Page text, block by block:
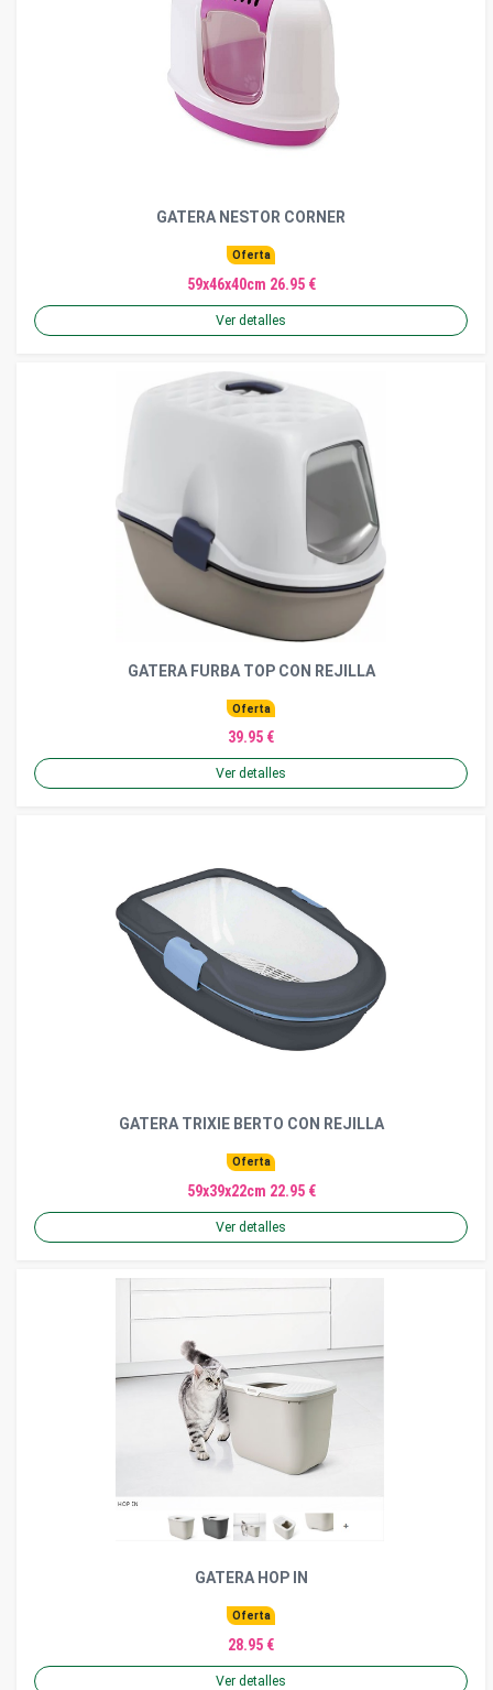
GATERA NESTOR CORNER
Oferta
59x46x40cm 26.95 €
Ver detalles
GATERA FURBA TOP CON REJILLA
Oferta
39.95 €
Ver detalles
GATERA TRIXIE BERTO CON REJILLA
Oferta
59x39x22cm 22.95 €
Ver detalles
GATERA HOP IN
Oferta
28.95 €
Ver detalles